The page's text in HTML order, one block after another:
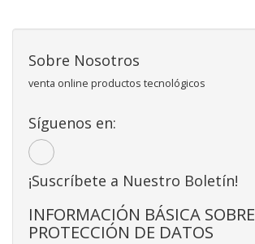
Sobre Nosotros
venta online productos tecnológicos
Síguenos en:
¡Suscríbete a Nuestro Boletín!
INFORMACIÓN BÁSICA SOBRE
PROTECCIÓN DE DATOS